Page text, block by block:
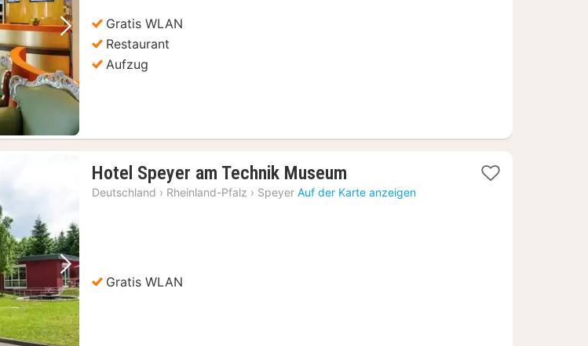
Nächstes Bild
Gratis WLAN
Restaurant
Aufzug
Nächstes Bild
Hotel Speyer am Technik Museum
Nacht
Deutschland › Rheinland-Pfalz › Speyer Auf der Karte anzeigen
Gratis WLAN